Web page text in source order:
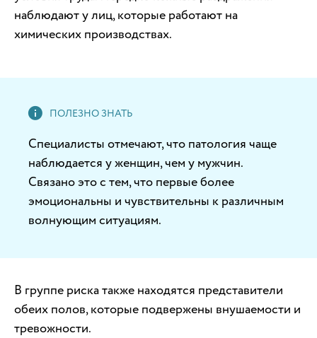
наблюдают у лиц, которые работают на
химических производствах.
Специалисты отмечают, что патология чаще
наблюдается у женщин, чем у мужчин.
Связано это с тем, что первые более
эмоциональны и чувствительны к различным
волнующим ситуациям.
В группе риска также находятся представители
обеих полов, которые подвержены внушаемости и
тревожности.